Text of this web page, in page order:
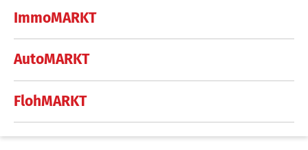
ImmoMARKT
AutoMARKT
FlohMARKT